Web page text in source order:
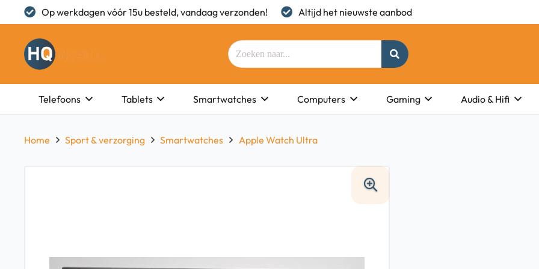
Op werkdagen vóór 15u besteld, vandaag verzonden! Altijd het nieuwste aanbod
Telefoons
Tablets Smartwatches Computers Gaming Audio & Hifi
Home Sport & verzorging Smartwatches Apple Watch Ultra